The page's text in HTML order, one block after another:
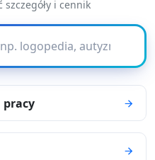
i cennik
pracy